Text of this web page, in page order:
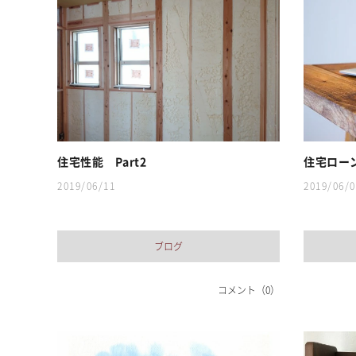
住宅性能 Part2
2019/06/11
ブログ
コメント（0）
住宅ロー
2019/06/